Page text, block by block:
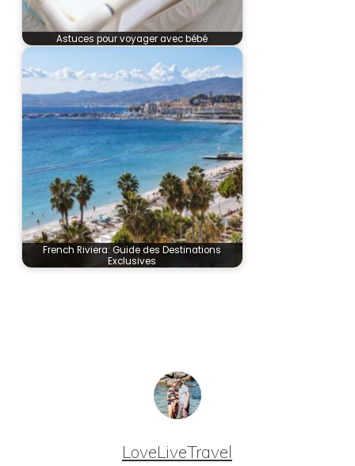
Astuces pour voyager avec bébé
French Riviera: Guide des Destinations
Exclusives
LoveLiveTravel